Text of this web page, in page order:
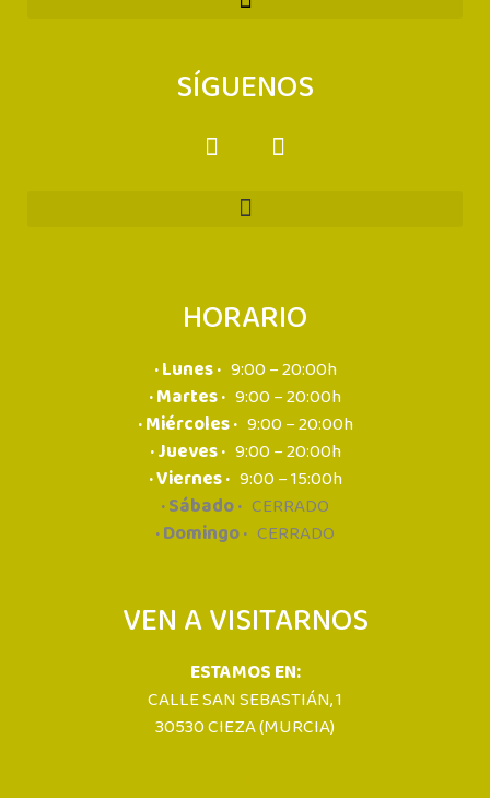
SÍGUENOS
HORARIO
· Lunes · 9:00 – 20:00h
· Martes · 9:00 – 20:00h
· Miércoles · 9:00 – 20:00h
· Jueves · 9:00 – 20:00h
· Viernes · 9:00 – 15:00h
· Sábado · CERRADO
· Domingo · CERRADO
VEN A VISITARNOS
ESTAMOS EN:
CALLE SAN SEBASTIÁN, 1
30530 CIEZA (MURCIA)